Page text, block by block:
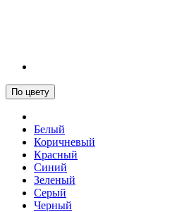
По цвету
Белый
Коричневый
Красный
Синий
Зеленый
Серый
Черный